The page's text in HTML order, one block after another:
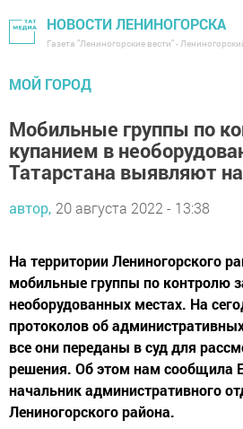
НОВОСТИ ЛЕНИНОГОРСКА
Газета "Лениногорские вести" -
МОЙ ГОРОД
Мобильные группы по
купанием в
Татарстана выявляют
автор, 20 августа 2022 - 13:38
На территории Лениногорского
мобильные группы по контролю
необорудованных местах. На
протоколов об
все они переданы в суд для
решения. Об этом нам сообщила
начальник административного
Лениногорского района.